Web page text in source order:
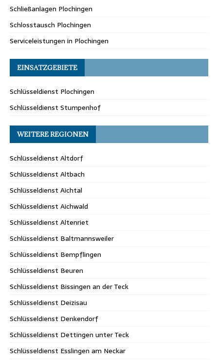
Schließanlagen Plochingen
Schlosstausch Plochingen
Serviceleistungen in Plochingen
EINSATZGEBIETE
Schlüsseldienst Plochingen
Schlüsseldienst Stumpenhof
WEITERE REGIONEN
Schlüsseldienst Altdorf
Schlüsseldienst Altbach
Schlüsseldienst Aichtal
Schlüsseldienst Aichwald
Schlüsseldienst Altenriet
Schlüsseldienst Baltmannsweiler
Schlüsseldienst Bempflingen
Schlüsseldienst Beuren
Schlüsseldienst Bissingen an der Teck
Schlüsseldienst Deizisau
Schlüsseldienst Denkendorf
Schlüsseldienst Dettingen unter Teck
Schlüsseldienst Esslingen am Neckar